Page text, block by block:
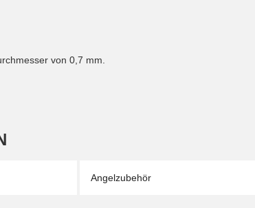
Angelzubehör
von 0,7 mm.